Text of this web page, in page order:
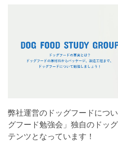
弊社運営のドッグフードにつ
グフード勉強会」独自のドッ
テンツとなっています！